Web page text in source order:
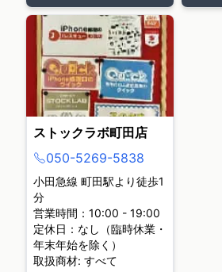
ストックラボ町田店
050-5269-5838
小田急線 町田駅より徒歩1
分
営業時間：10:00 - 19:00
定休日：なし（臨時休業・
年末年始を除く）
取扱商材: すべて